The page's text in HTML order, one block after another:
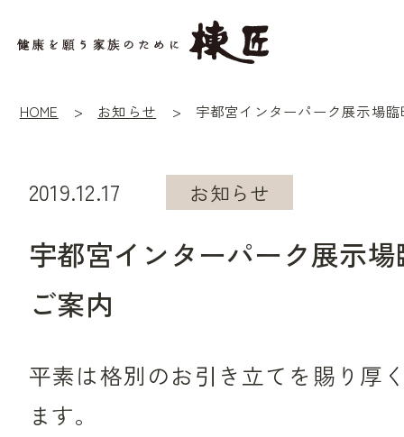
HOME お知らせ
2019.12.17 お知らせ
宇都宮インターパーク展示
ご案内
平素は格別のお引き立てを賜り厚
ます。